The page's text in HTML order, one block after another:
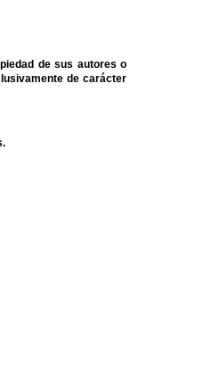
de sus autores o
de carácter